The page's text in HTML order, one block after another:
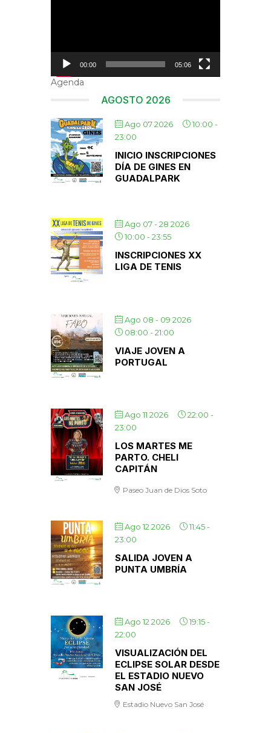
00:00 05:06
Agenda
AGOSTO 2026
Ago 07 2026 10:00 -
23:00
INICIO INSCRIPCIONES
DÍA DE GINES EN
GUADALPARK
Ago 07 - 28 2026
10:00 -23:55
INSCRIPCIONES XX
LIGA DE TENIS
Ago 08 - 09 2026
08:00 -21:00
VIAJE JOVEN A
PORTUGAL
Ago 11 2026 22:00 -
23:00
LOS MARTES ME
PARTO. CHELI
CAPITÁN
Paseo Juan de Dios Soto
Ago 12 2026 11:45-
23:00
SALIDA JOVEN A
PUNTA UMBRÍA
Ago 12 2026 19:15-
22:00
VISUALIZACIÓN DEL
ECLIPSE SOLAR DESDE
EL ESTADIO NUEVO
SAN JOSÉ
Estadio Nuevo San José